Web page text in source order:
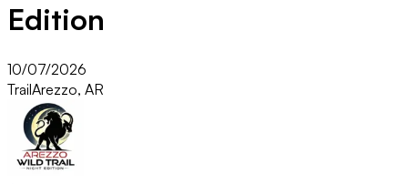
Edition
10/07/2026
TrailArezzo, AR